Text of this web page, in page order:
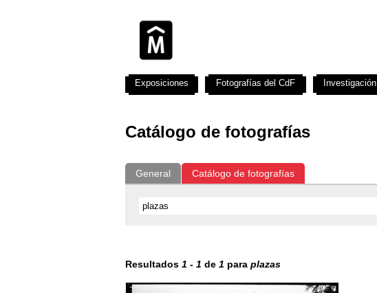
Catálogo de fotografías
General Catálogo de fotografías
Resultados 1 - 1 de 1 para plazas
Exposiciones Fotografías del CdF Investigación